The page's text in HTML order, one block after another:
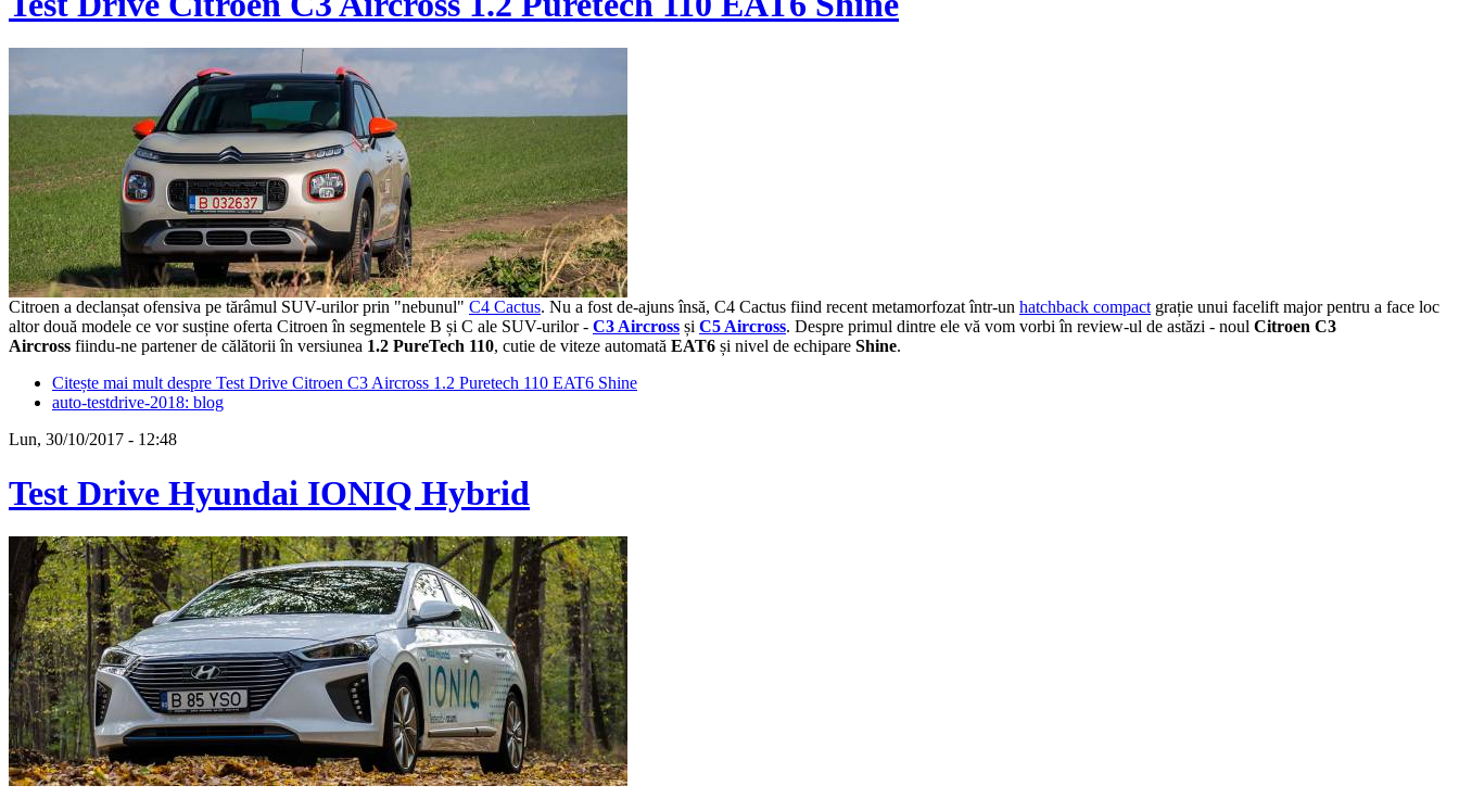
Citroen a declanșat ofensiva pe tărâmul SUV-urilor prin "nebunul" C4 Cactus. Nu a fost de-ajuns însă, C4 Cactus fiind recent metamorfozat într-un hatchback compact grație unui facelift major pentru a face loc
altor două modele ce vor susține oferta Citroen în segmentele B și C ale SUV-urilor - C3 Aircross și C5 Aircross. Despre primul dintre ele vă vom vorbi în review-ul de astăzi - noul Citroen C3
Aircross fiindu-ne partener de călătorii în versiunea 1.2 PureTech 110, cutie de viteze automată EAT6 și nivel de echipare Shine.
Citește mai mult despre Test Drive Citroen C3 Aircross 1.2 Puretech 110 EAT6 Shine
auto-testdrive-2018: blog
Lun, 30/10/2017 - 12:48
Test Drive Hyundai IONIQ Hybrid